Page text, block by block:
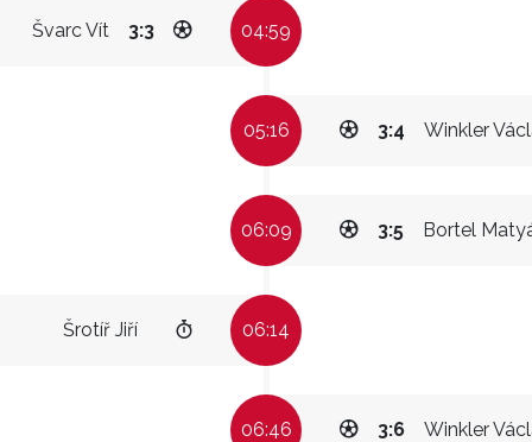
Švarc Vít 3:3 04:59
05:16 Winkler
3:4
06:09 Bortel
3:5
Šrotíř Jiří 06:14
06:46 Winkler
3:6